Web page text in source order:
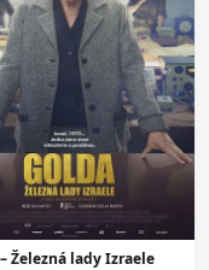
Železná lady Izraele